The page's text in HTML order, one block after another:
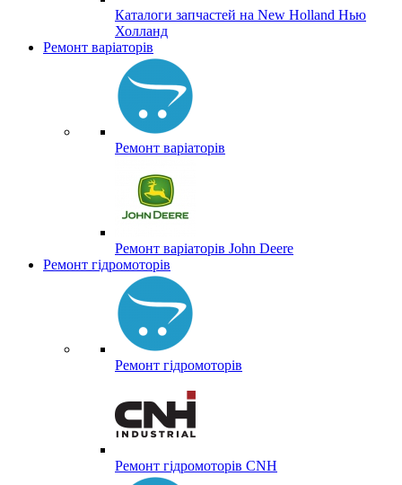
Каталоги запчастей на New Holland Нью
Холланд
Ремонт варіаторів
Ремонт варіаторів
Ремонт варіаторів John Deere
Ремонт гідромоторів
Ремонт гідромоторів
Ремонт гідромоторів CNH